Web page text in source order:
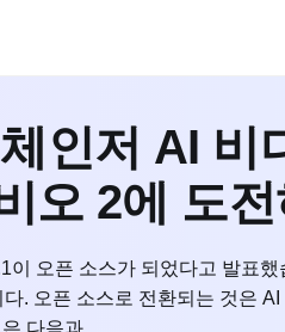
인저 AI 비
오 2에 도
오픈 소스가 되었다고 발표
. 오픈 소스로 전환되는 것은
다음과